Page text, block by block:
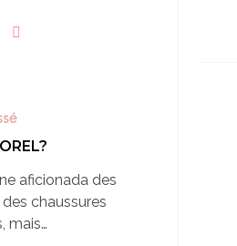
aficionada des
chaussures
mais…